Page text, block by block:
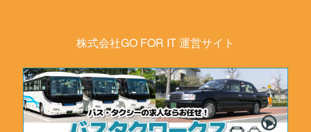
株式会社GO FOR IT 運営サイト